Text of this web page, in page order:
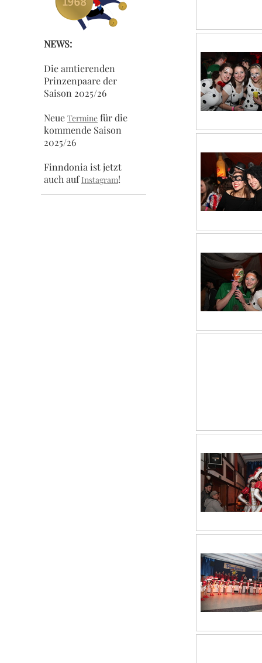
NEWS:
Die amtierenden
Prinzenpaare der
Saison 2025/26
Neue Termine für die
kommende Saison
2025/26
Finndonia ist jetzt
auch aufInstagram!